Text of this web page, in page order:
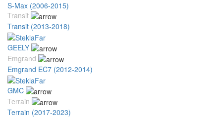
S-Max (2006-2015)
Transit
Transit (2013-2018)
GEELY
Emgrand
Emgrand EC7 (2012-2014)
GMC
Terrain
Terrain (2017-2023)